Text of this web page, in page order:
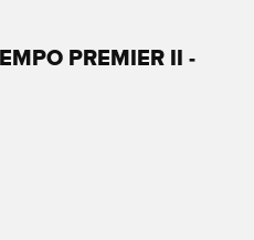
PREMIER II -